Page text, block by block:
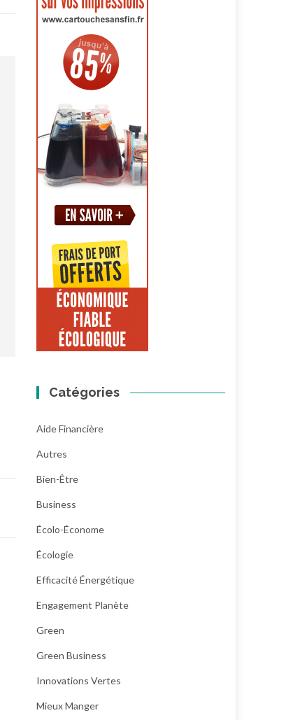
Catégories
Aide Financière
Autres
Bien-Être
Business
Écolo-Économe
Écologie
Efficacité Énergétique
Engagement Planète
Green
Green Business
Innovations Vertes
Mieux Manger